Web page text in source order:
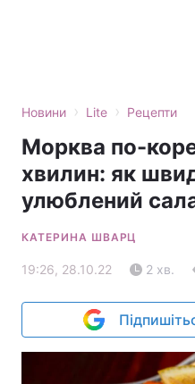
Новини › Lite › Рецепти
Морква по-
хвилин: як
улюблений
КАТЕРИНА ШВАРЦ
19:26, 28.10.22 2 хв.